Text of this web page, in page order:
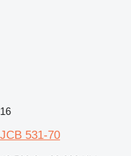
16
JCB 531-70